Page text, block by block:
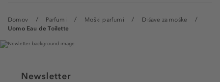
Domov Parfumi Moški parfumi
Dišave za moške
Uomo Eau de Toilette
Newsletter